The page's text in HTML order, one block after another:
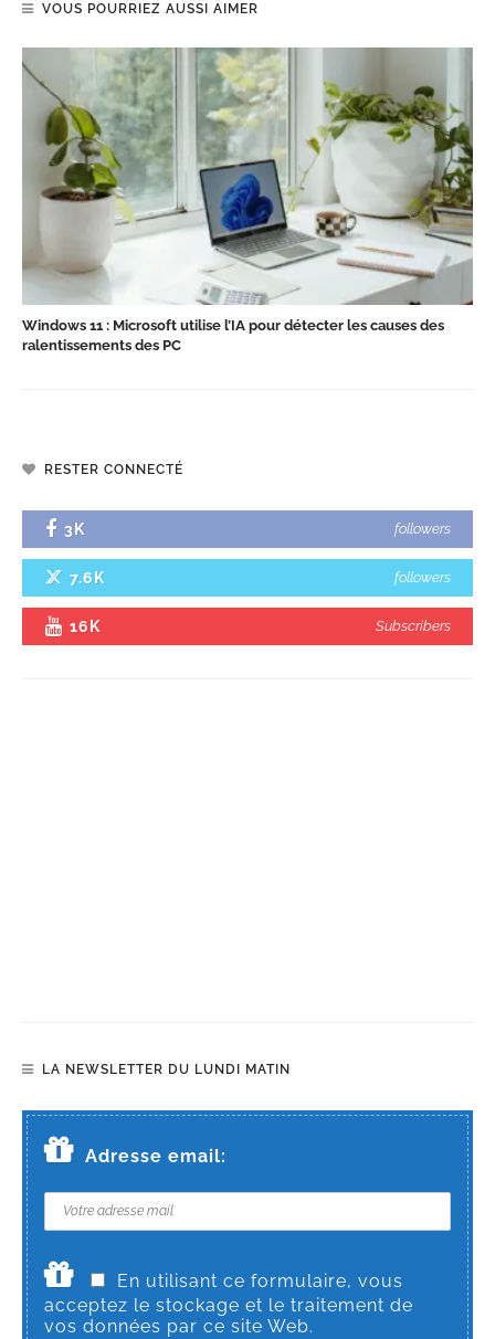
VOUS POURRIEZ AUSSI AIMER
Windows 11 : Microsoft utilise l’IA pour détecter les causes des
ralentissements des PC
RESTER CONNECTÉ
3K followers
7.6K followers
16K Subscribers
LA NEWSLETTER DU LUNDI MATIN
Adresse email:
En utilisant ce formulaire, vous
acceptez le stockage et le traitement de
vos données par ce site Web.